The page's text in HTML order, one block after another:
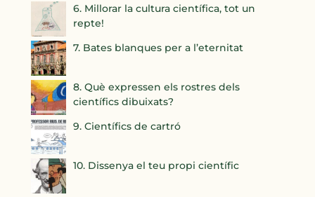
6. Millorar la cultura científica, tot un
repte!
7. Bates blanques per a l’eternitat
8. Què expressen els rostres dels
científics dibuixats?
9. Científics de cartró
10. Dissenya el teu propi científic